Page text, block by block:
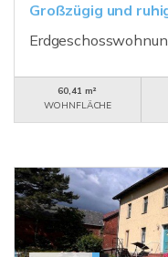
Großzügig und
60,41 m²
WOHNFLÄCHE